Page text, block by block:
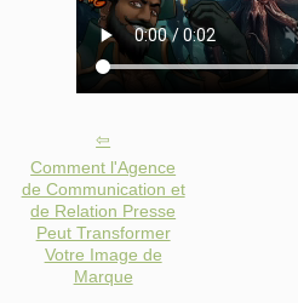
Comment l'Agence
de Communication et
de Relation Presse
Peut Transformer
Votre Image de
Marque